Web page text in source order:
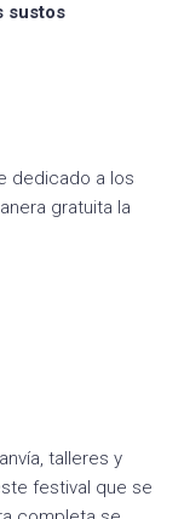
sustos
dedicado a los
gratuita la
talleres y
festival que se